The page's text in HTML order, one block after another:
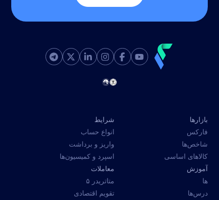
بازارها
فارکس
شاخص‌ها
کالاهای اساسی
شرایط
انواع حساب
واریز و برداشت
اسپرد و کمیسیون‌ها
آموزش
ها
درس‌ها
معاملات
متاتریدر ۵
تقویم اقتصادی